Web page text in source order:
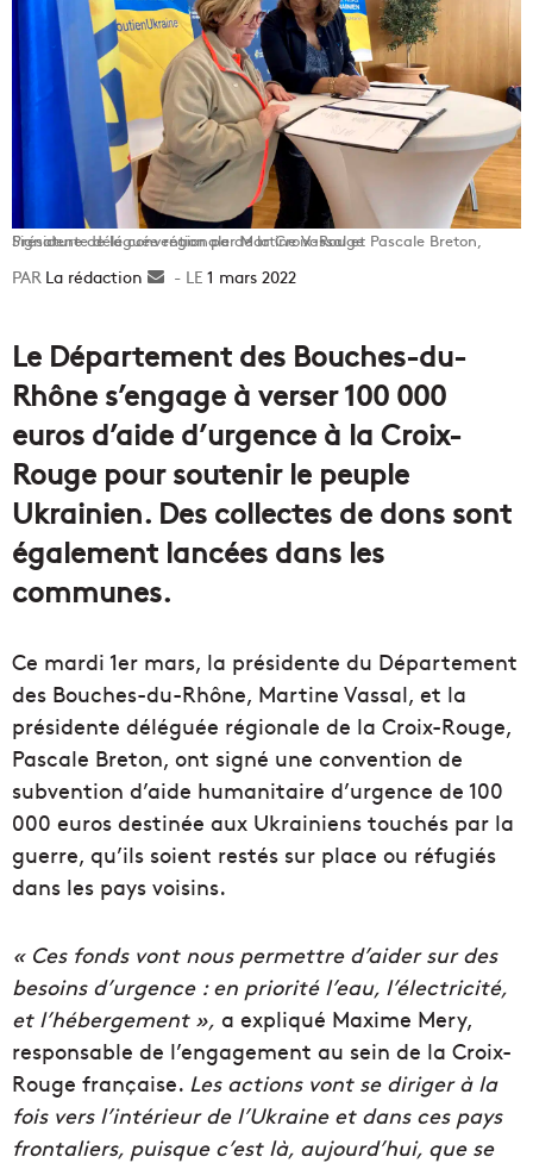
Signature de la convention par Martine Vassal et Pascale Breton, Présidente déléguée régionale de la Croix-Rouge
La rédaction
Envoyer1 mars 2022
Le Département des Bouches-du-
Rhône s’engage à verser 100 000
euros d’aide d’urgence à la Croix-
Rouge pour soutenir le peuple
Ukrainien. Des collectes de dons sont
également lancées dans les
communes.
Ce mardi 1er mars, la présidente du Département
des Bouches-du-Rhône, Martine Vassal, et la
présidente déléguée régionale de la Croix-Rouge,
Pascale Breton, ont signé une convention de
subvention d’aide humanitaire d’urgence de 100
000 euros destinée aux Ukrainiens touchés par la
guerre, qu’ils soient restés sur place ou réfugiés
dans les pays voisins.
« Ces fonds vont nous permettre d’aider sur des
besoins d’urgence : en priorité l’eau, l’électricité,
et l’hébergement », a expliqué Maxime Mery,
responsable de l’engagement au sein de la Croix-
Rouge française. Les actions vont se diriger à la
fois vers l’intérieur de l’Ukraine et dans ces pays
frontaliers, puisque c’est là, aujourd’hui, que se